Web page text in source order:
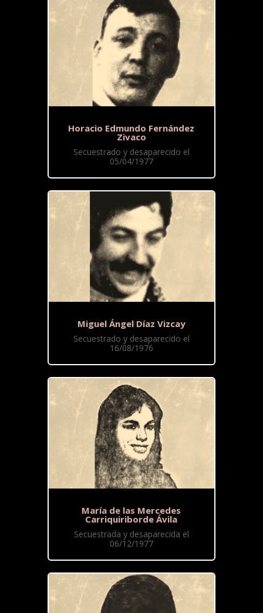
Horacio Edmundo Fernández
Zivaco
Secuestrado y desaparecido el
05/04/1977
Miguel Ángel Díaz Vizcay
Secuestrado y desaparecido el
16/08/1976
María de las Mercedes
Carriquiriborde Ávila
Secuestrada y desaparecida el
06/12/1977